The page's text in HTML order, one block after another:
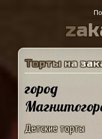
zak
Торты на зак
город
Детские торты